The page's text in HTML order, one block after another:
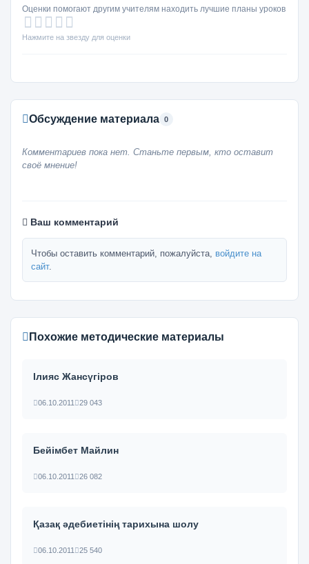
Оценки помогают другим учителям находить лучшие планы уроков
Нажмите на звезду для оценки
Обсуждение материала 0
Комментариев пока нет. Станьте первым, кто оставит
своё мнение!
Ваш комментарий
Чтобы оставить комментарий, пожалуйста, войдите на
сайт.
Похожие методические материалы
Ілияс Жансүгіров
06.10.2011 29 043
Бейімбет Майлин
06.10.2011 26 082
Қазақ әдебиетінің тарихына шолу
06.10.2011 25 540